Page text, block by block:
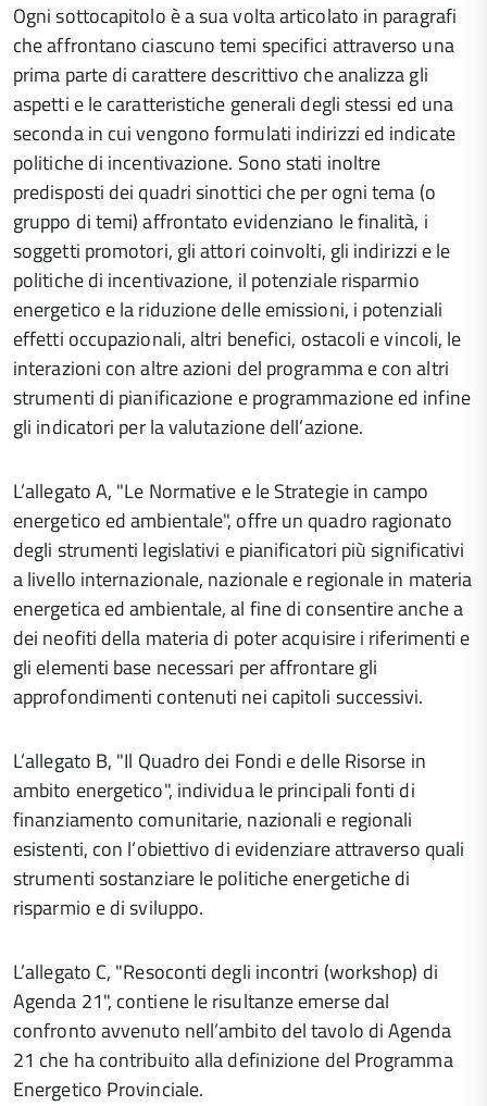
Ogni sottocapitolo è a sua volta articolato in paragrafi
che affrontano ciascuno temi specifici attraverso una
prima parte di carattere descrittivo che analizza gli
aspetti e le caratteristiche generali degli stessi ed una
seconda in cui vengono formulati indirizzi ed indicate
politiche di incentivazione. Sono stati inoltre
predisposti dei quadri sinottici che per ogni tema (o
gruppo di temi) affrontato evidenziano le finalità, i
soggetti promotori, gli attori coinvolti, gli indirizzi e le
politiche di incentivazione, il potenziale risparmio
energetico e la riduzione delle emissioni, i potenziali
effetti occupazionali, altri benefici, ostacoli e vincoli, le
interazioni con altre azioni del programma e con altri
strumenti di pianificazione e programmazione ed infine
gli indicatori per la valutazione dell’azione.
L’allegato A, "Le Normative e le Strategie in campo
energetico ed ambientale", offre un quadro ragionato
degli strumenti legislativi e pianificatori più significativi
a livello internazionale, nazionale e regionale in materia
energetica ed ambientale, al fine di consentire anche a
dei neofiti della materia di poter acquisire i riferimenti e
gli elementi base necessari per affrontare gli
approfondimenti contenuti nei capitoli successivi.
L’allegato B, "Il Quadro dei Fondi e delle Risorse in
ambito energetico", individua le principali fonti di
finanziamento comunitarie, nazionali e regionali
esistenti, con l’obiettivo di evidenziare attraverso quali
strumenti sostanziare le politiche energetiche di
risparmio e di sviluppo.
L’allegato C, "Resoconti degli incontri (workshop) di
Agenda 21", contiene le risultanze emerse dal
confronto avvenuto nell’ambito del tavolo di Agenda
21 che ha contribuito alla definizione del Programma
Energetico Provinciale.